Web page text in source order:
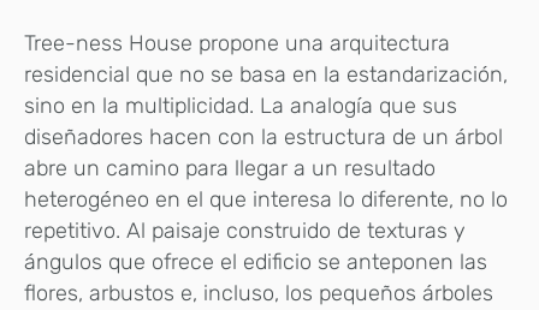
Tree-ness House propone una arquitectura
residencial que no se basa en la estandarización,
sino en la multiplicidad. La analogía que sus
diseñadores hacen con la estructura de un árbol
abre un camino para llegar a un resultado
heterogéneo en el que interesa lo diferente, no lo
repetitivo. Al paisaje construido de texturas y
ángulos que ofrece el edificio se anteponen las
flores, arbustos e, incluso, los pequeños árboles